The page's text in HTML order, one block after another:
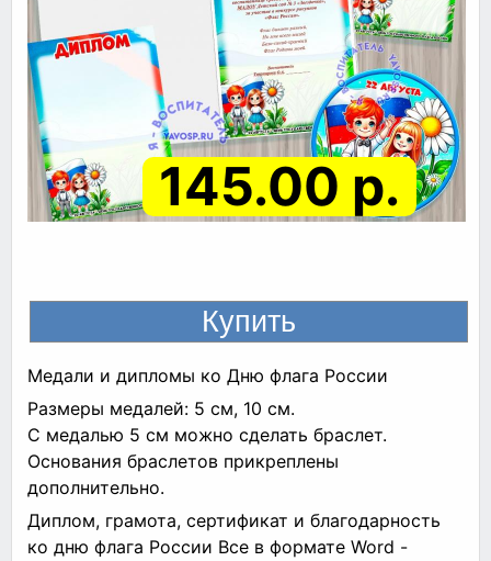
145.00 р.
Медали и дипломы ко Дню флага России
Размеры медалей: 5 см, 10 см.
С медалью 5 см можно сделать браслет.
Основания браслетов прикреплены
дополнительно.
Диплом, грамота, сертификат и благодарность
ко дню флага России Все в формате Word -